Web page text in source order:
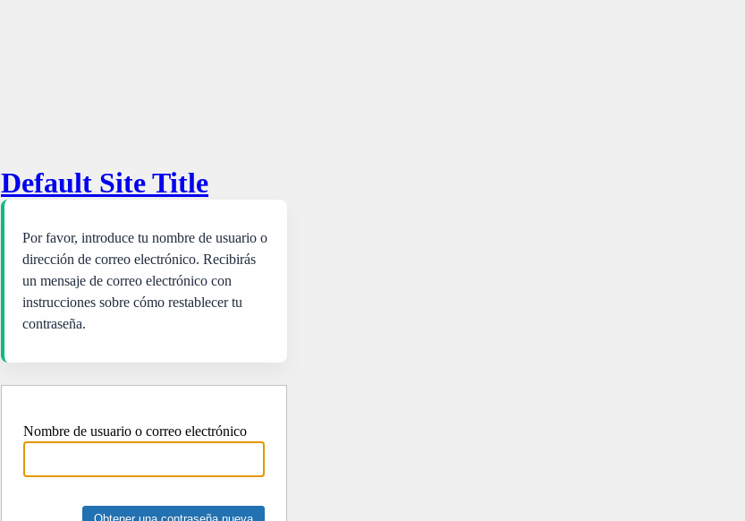
Default Site Title
Por favor, introduce tu nombre de usuario o
dirección de correo electrónico. Recibirás
un mensaje de correo electrónico con
instrucciones sobre cómo restablecer tu
contraseña.
Nombre de usuario o correo electrónico